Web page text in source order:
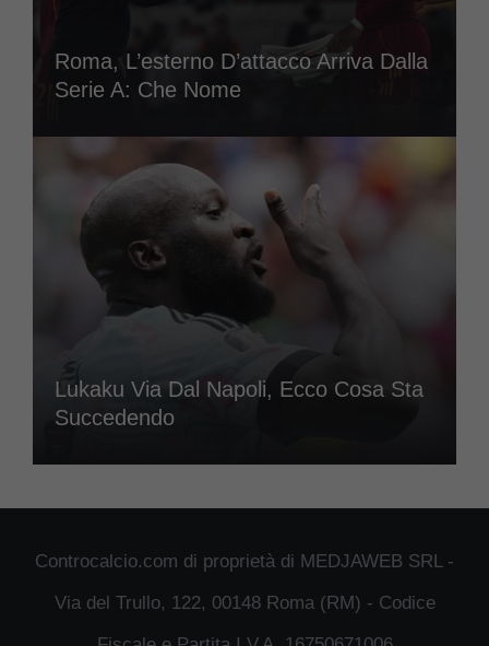
Roma, L’esterno D’attacco Arriva Dalla
Serie A: Che Nome
Lukaku Via Dal Napoli, Ecco Cosa Sta
Succedendo
Controcalcio.com di proprietà di MEDJAWEB SRL -
Via del Trullo, 122, 00148 Roma (RM) - Codice